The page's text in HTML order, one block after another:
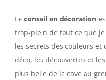
Le conseil en décoration
trop-plein de tout ce que
les secrets des couleurs et
déco, les découvertes et
plus belle de la cave au